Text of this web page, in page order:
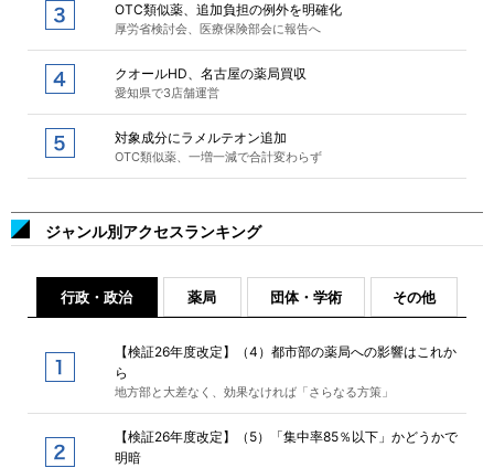
OTC類似薬、追加負担の例外を明確化
厚労省検討会、医療保険部会に報告へ
クオールHD、名古屋の薬局買収
愛知県で3店舗運営
対象成分にラメルテオン追加
OTC類似薬、一増一減で合計変わらず
ジャンル別アクセスランキング
行政・政治 薬局 団体・学術 その他
【検証26年度改定】（4）都市部の薬局への影響はこれか
ら
地方部と大差なく、効果なければ「さらなる方策」
【検証26年度改定】（5）「集中率85％以下」かどうかで
明暗